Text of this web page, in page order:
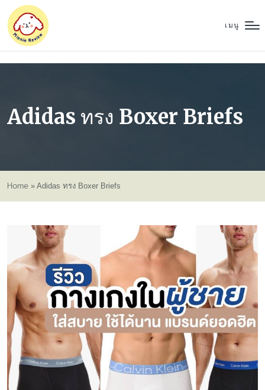
เมนู
Adidas ทรง Boxer Briefs
Home » Adidas ทรง Boxer Briefs